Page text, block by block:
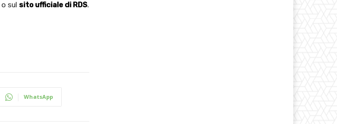
o sul sito ufficiale di RDS.
WhatsApp